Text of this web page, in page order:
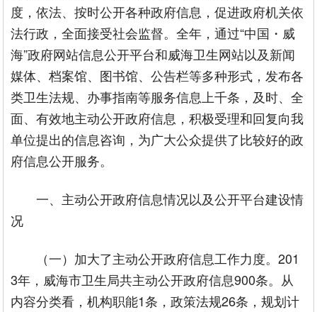
度，依法、按时公开各种政府信息，促进政府机关依
法行政，全面接受社会监督。全年，通过“中国・威
海”政府网站信息公开平台和威海卫生网站以及新闻
媒体、档案馆、图书馆、公告栏等多种形式，发布各
类卫生法规、办事指南等服务信息上千条，及时、全
面、有效地主动公开政府信息，积极受理和回复向我
单位提出的信息咨询，为广大公众提供了比较好的政
府信息公开服务。
一、主动公开政府信息情况以及公开平台建设情
况
（一）加大了主动公开政府信息工作力度。201
3年，威海市卫生局共主动公开政府信息900条。从
内容分类看，机构职能1条，政策法规26条，规划计